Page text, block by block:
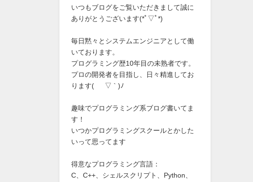
いつもブログをご覧いただきまして誠に
ありがとうございます(*ﾟ▽ﾟ*)
毎日黙々とシステムエンジニアとして働
いております。
プログラミング歴10年目の未熟者です。
プロの開発者を目指し、日々精進してお
ります( ´ ▽ ` )ﾉ
趣味でプログラミング系ブログ書いてま
す！
いつかプログラミングスクールとかした
いって思ってます
得意なプログラミング言語：
C、C++、シェルスクリプト、Python、